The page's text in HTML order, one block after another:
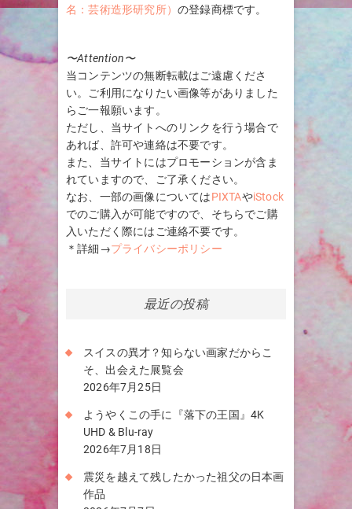
名：芸術造形研究所） の登録商標です。
〜Attention〜
当コンテンツの無断転載はご遠慮くださ
い。ご利用になりたい画像等がありました
らご一報願います。
ただし、当サイトへのリンクを行う場合で
あれば、許可や連絡は不要です。
また、当サイトにはプロモーションが含ま
れていますので、ご了承ください。
なお、一部の画像についてはPIXTAやiStock
でのご購入が可能ですので、そちらでご購
入いただく際にはご連絡不要です。
＊詳細→プライバシーポリシー
最近の投稿
スイスの異才？知らない画家だからこ
そ、出会えた展覧会
2026年7月25日
ようやくこの手に『落下の王国』4K
UHD & Blu-ray
2026年7月18日
震災を越えて残したかった祖父の日本画
作品